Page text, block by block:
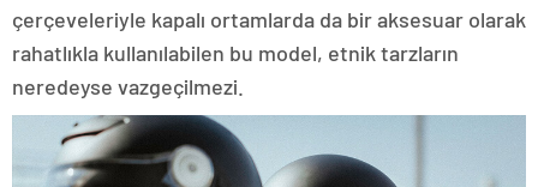
çerçeveleriyle kapalı ortamlarda da bir aksesuar olarak
rahatlıkla kullanılabilen bu model, etnik tarzların
neredeyse vazgeçilmezi.